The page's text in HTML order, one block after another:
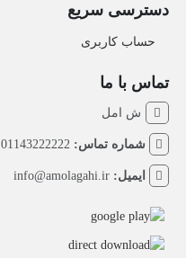
دسترسی سریع
حساب کاربری
تماس با ما
ش امل
شماره تماس:01143222222
ایمیل:info@amolagahi.ir